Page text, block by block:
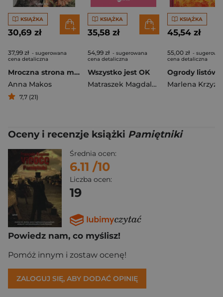
KSIĄŻKA
30,69 zł
37,99 zł - sugerowana
cena detaliczna
Mroczna strona mojego życia
Anna Makos
7,7 (21)
KSIĄŻKA
35,58 zł
54,99 zł - sugerowana
cena detaliczna
Wszystko jest OK
Matraszek Magdalena
KSIĄŻKA
45,54 zł
55,00 zł -
cena detaliczna
Oceny i recenzje książki Pamiętniki
Średnia ocen:
6.11 /10
Liczba ocen:
19
Powiedz nam, co myślisz!
Pomóż innym i zostaw ocenę!
ZALOGUJ SIĘ, ABY DODAĆ OPINIĘ